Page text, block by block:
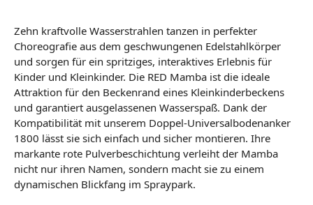
Zehn kraftvolle Wasserstrahlen tanzen in perfekter
Choreografie aus dem geschwungenen Edelstahlkörper
und sorgen für ein spritziges, interaktives Erlebnis für
Kinder und Kleinkinder. Die RED Mamba ist die ideale
Attraktion für den Beckenrand eines Kleinkinderbeckens
und garantiert ausgelassenen Wasserspaß. Dank der
Kompatibilität mit unserem Doppel-Universalbodenanker
1800 lässt sie sich einfach und sicher montieren. Ihre
markante rote Pulverbeschichtung verleiht der Mamba
nicht nur ihren Namen, sondern macht sie zu einem
dynamischen Blickfang im Spraypark.